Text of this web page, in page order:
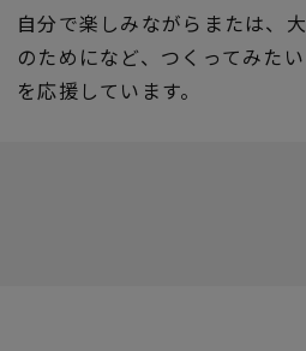
自分で楽しみながらまたは、
のためになど、つくってみた
を応援しています。